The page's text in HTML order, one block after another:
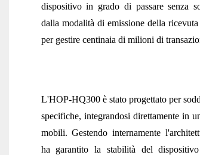
dispositivo in grado di passare senza
dalla modalità di emissione della
per gestire centinaia di milioni di
L'HOP-HQ300 è stato progettato per
specifiche, integrandosi direttamente in
mobili. Gestendo internamente
ha garantito la stabilità del